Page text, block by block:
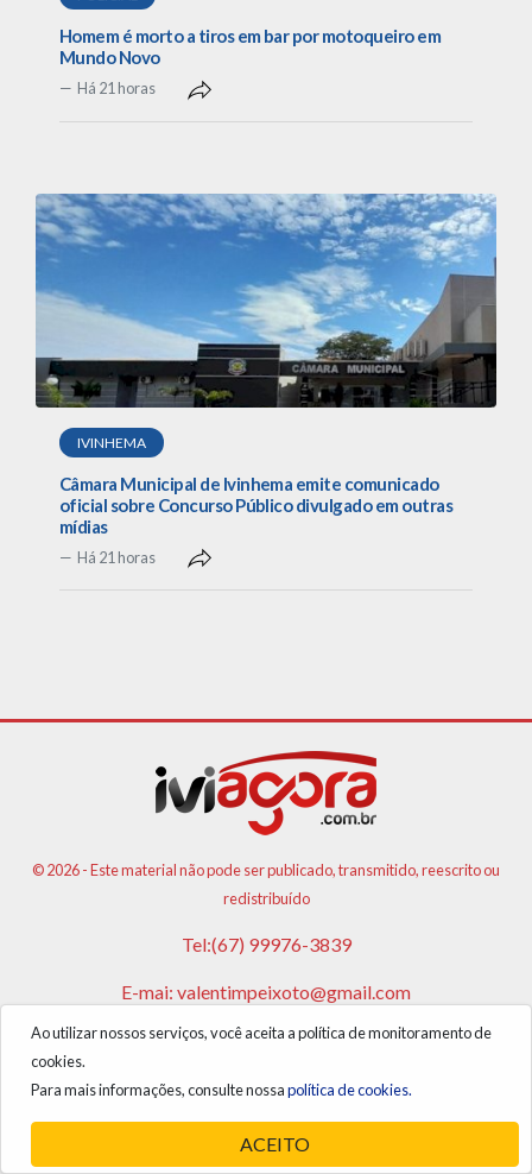
Homem é morto a tiros em bar por motoqueiro em
Mundo Novo
Há 21 horas
IVINHEMA
Câmara Municipal de Ivinhema emite comunicado
oficial sobre Concurso Público divulgado em outras
mídias
Há 21 horas
Ao utilizar nossos serviços, você aceita a política de monitoramento de
cookies.
Para mais informações, consulte nossapolítica de cookies.
ACEITO
© 2026 - Este material não pode ser publicado, transmitido, reescrito ou
redistribuído
Tel:(67) 99976-3839
E-mai: valentimpeixoto@gmail.com
VPA AGENCIA DE PUBLICIDADES E NOTICIAS LTDA